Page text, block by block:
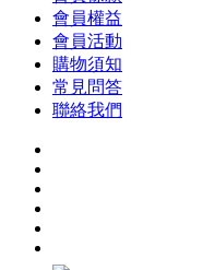
會員權益
會員活動
購物須知
常見問答
聯絡我們